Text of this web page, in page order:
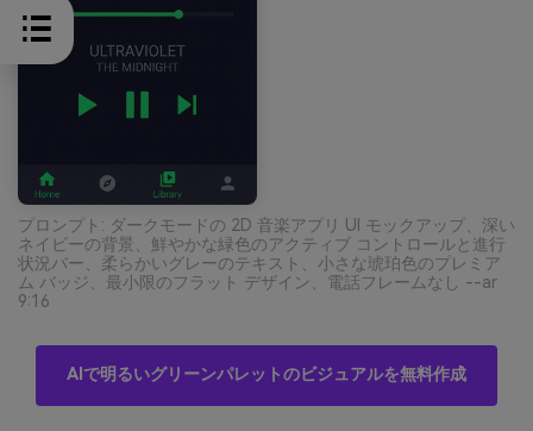
プロンプト: ダークモードの 2D 音楽アプリ UI モックアップ、深い
ネイビーの背景、鮮やかな緑色のアクティブ コントロールと進行
状況バー、柔らかいグレーのテキスト、小さな琥珀色のプレミア
ム バッジ、最小限のフラット デザイン、電話フレームなし --ar
9:16
AIで明るいグリーンパレットのビジュアルを無料作成